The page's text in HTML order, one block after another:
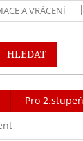
A VRÁCENÍ
HLEDAT
Pro